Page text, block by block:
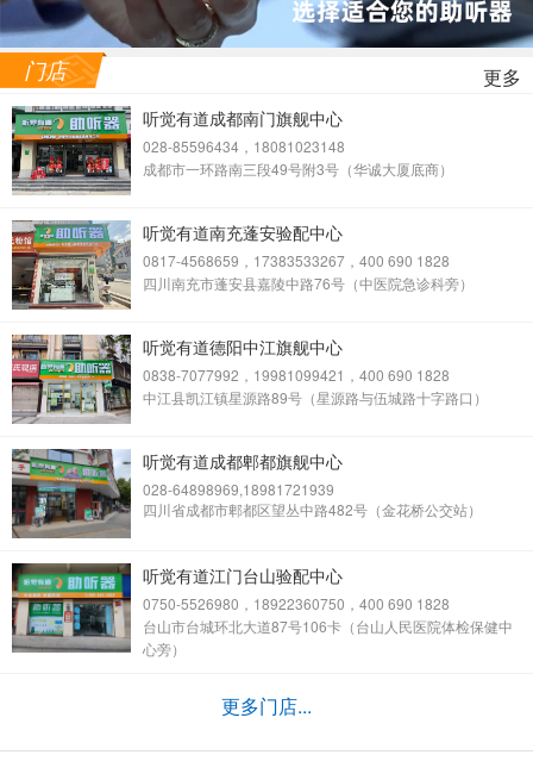
门店 更多
听觉有道成都南门旗舰中心
028-85596434，18081023148
成都市一环路南三段49号附3号（华诚大厦底商）
听觉有道南充蓬安验配中心
0817-4568659，17383533267，400 690 1828
四川南充市蓬安县嘉陵中路76号（中医院急诊科旁）
听觉有道德阳中江旗舰中心
0838-7077992，19981099421，400 690 1828
中江县凯江镇星源路89号（星源路与伍城路十字路口）
听觉有道成都郫都旗舰中心
028-64898969,18981721939
四川省成都市郫都区望丛中路482号（金花桥公交站）
听觉有道江门台山验配中心
0750-5526980，18922360750，400 690 1828
台山市台城环北大道87号106卡（台山人民医院体检保健中
心旁）
更多门店...